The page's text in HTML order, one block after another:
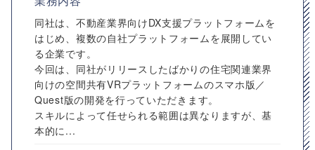
同社は、不動産業界向けDX支援プラットフォームを
はじめ、複数の自社プラットフォームを展開してい
る企業です。
今回は、同社がリリースしたばかりの住宅関連業界
向けの空間共有VRプラットフォームのスマホ版／
Quest版の開発を行っていただきます。
スキルによって任せられる範囲は異なりますが、基
本的に...